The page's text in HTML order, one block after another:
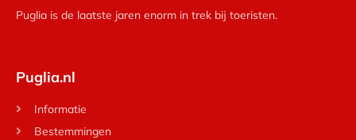
Puglia is de laatste jaren enorm in trek bij toeristen.
Puglia.nl
Informatie
Bestemmingen